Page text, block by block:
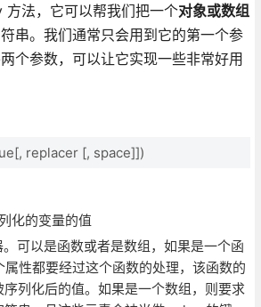
法，它可以帮我们把一个对象或数组
串。我们通常只会用到它的第一个参
个参数，可以让它实现一些非常好用
replacer [, space]])
化的变量的值
可以是函数或者是数组，如果是一个函
性都要经过这个函数的处理，该函数的
列化后的值。如果是一个数组，则要求